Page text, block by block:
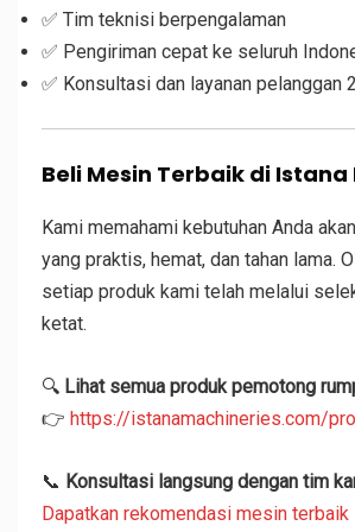
✅ Tim teknisi berpengalaman
✅ Pengiriman cepat ke seluruh
✅ Konsultasi dan layanan pelanggan
Beli Mesin Terbaik di
Kami memahami kebutuhan Anda
yang praktis, hemat, dan tahan lama.
setiap produk kami telah melalui
ketat.
🔍 Lihat semua produk pemotong
👉 https://istanamachineries.com/
📞 Konsultasi langsung dengan tim
Dapatkan rekomendasi mesin